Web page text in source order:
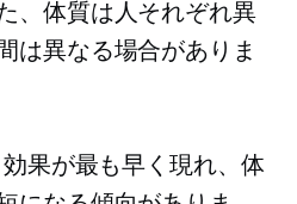
、体質は人それぞれ異
は異なる場合がありま
果が最も早く現れ、体